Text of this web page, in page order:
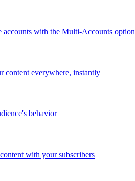
accounts with the Multi-Accounts option
content everywhere, instantly
behavior
with your subscribers